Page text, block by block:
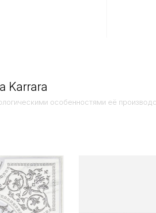
Karrara
особенностями её